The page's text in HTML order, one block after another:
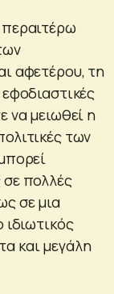
αφετέρου, τη
να μειωθεί η
των
σε πολλές
σε μια
και μεγάλη